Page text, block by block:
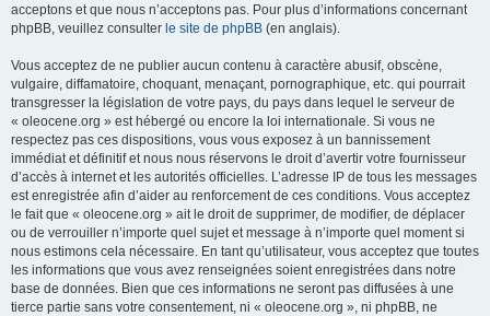
acceptons et que nous n’acceptons pas. Pour plus d’informations concernant
phpBB, veuillez consulter le site de phpBB (en anglais).
Vous acceptez de ne publier aucun contenu à caractère abusif, obscène,
vulgaire, diffamatoire, choquant, menaçant, pornographique, etc. qui pourrait
transgresser la législation de votre pays, du pays dans lequel le serveur de
« oleocene.org » est hébergé ou encore la loi internationale. Si vous ne
respectez pas ces dispositions, vous vous exposez à un bannissement
immédiat et définitif et nous nous réservons le droit d’avertir votre fournisseur
d’accès à internet et les autorités officielles. L’adresse IP de tous les messages
est enregistrée afin d’aider au renforcement de ces conditions. Vous acceptez
le fait que « oleocene.org » ait le droit de supprimer, de modifier, de déplacer
ou de verrouiller n’importe quel sujet et message à n’importe quel moment si
nous estimons cela nécessaire. En tant qu’utilisateur, vous acceptez que toutes
les informations que vous avez renseignées soient enregistrées dans notre
base de données. Bien que ces informations ne seront pas diffusées à une
tierce partie sans votre consentement, ni « oleocene.org », ni phpBB, ne